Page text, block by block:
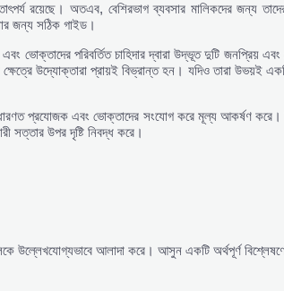
রয়েছে। অতএব, বেশিরভাগ ব্যবসার মালিকদের জন্য
জন্য সঠিক গাইড।
ভোক্তাদের পরিবর্তিত চাহিদার দ্বারা উদ্ভূত দুটি জনপ্রিয় এবং
ক্ষেত্রে উদ্যোক্তারা প্রায়ই বিভ্রান্ত হন। যদিও তারা
প্রযোজক এবং ভোক্তাদের সংযোগ করে মূল্য আকর্ষণ করে।
সত্তার উপর দৃষ্টি নিবদ্ধ করে।
উল্লেখযোগ্যভাবে আলাদা করে। আসুন একটি অর্থপূর্ণ